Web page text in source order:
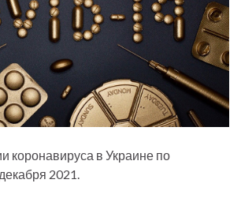
коронавируса в Украине по
2021.